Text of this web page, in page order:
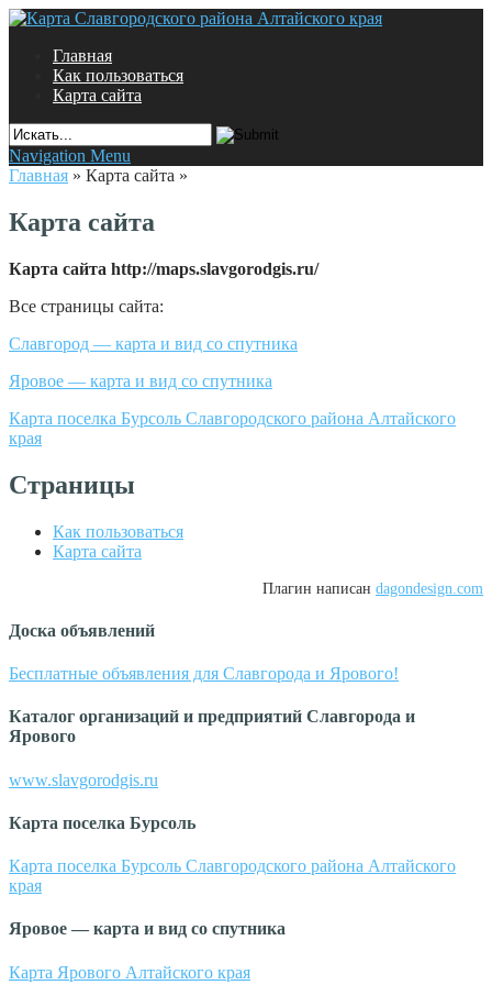
Главная
Как пользоваться
Карта сайта
Navigation Menu
Главная » Карта сайта »
Карта сайта
Карта сайта http://maps.slavgorodgis.ru/
Все страницы сайта:
Славгород — карта и вид со спутника
Яровое — карта и вид со спутника
Карта поселка Бурсоль Славгородского района Алтайского
края
Страницы
Как пользоваться
Карта сайта
Плагин написан dagondesign.com
Доска объявлений
Бесплатные объявления для Славгорода и Ярового!
Каталог организаций и предприятий Славгорода и
Ярового
www.slavgorodgis.ru
Карта поселка Бурсоль
Карта поселка Бурсоль Славгородского района Алтайского
края
Яровое — карта и вид со спутника
Карта Ярового Алтайского края